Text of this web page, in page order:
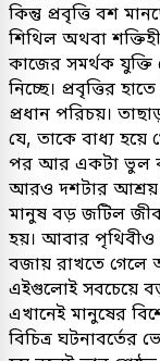
কিন্তু প্রবৃত্তি বশ
শিথিল অথবা
কাজের সমর্থক
নিচ্ছে। প্রবৃত্তির
প্রধান পরিচয়।
যে, তাকে বাধ্য
পর আর একটা ভুল
আরও দশটার আশ্রয়
মানুষ বড় জটিল
হয়। আবার
বজায় রাখতে
এইগুলোই সবচেয়ে
এখানেই মানুষের
বিচিত্র ঘটনাবর্তের